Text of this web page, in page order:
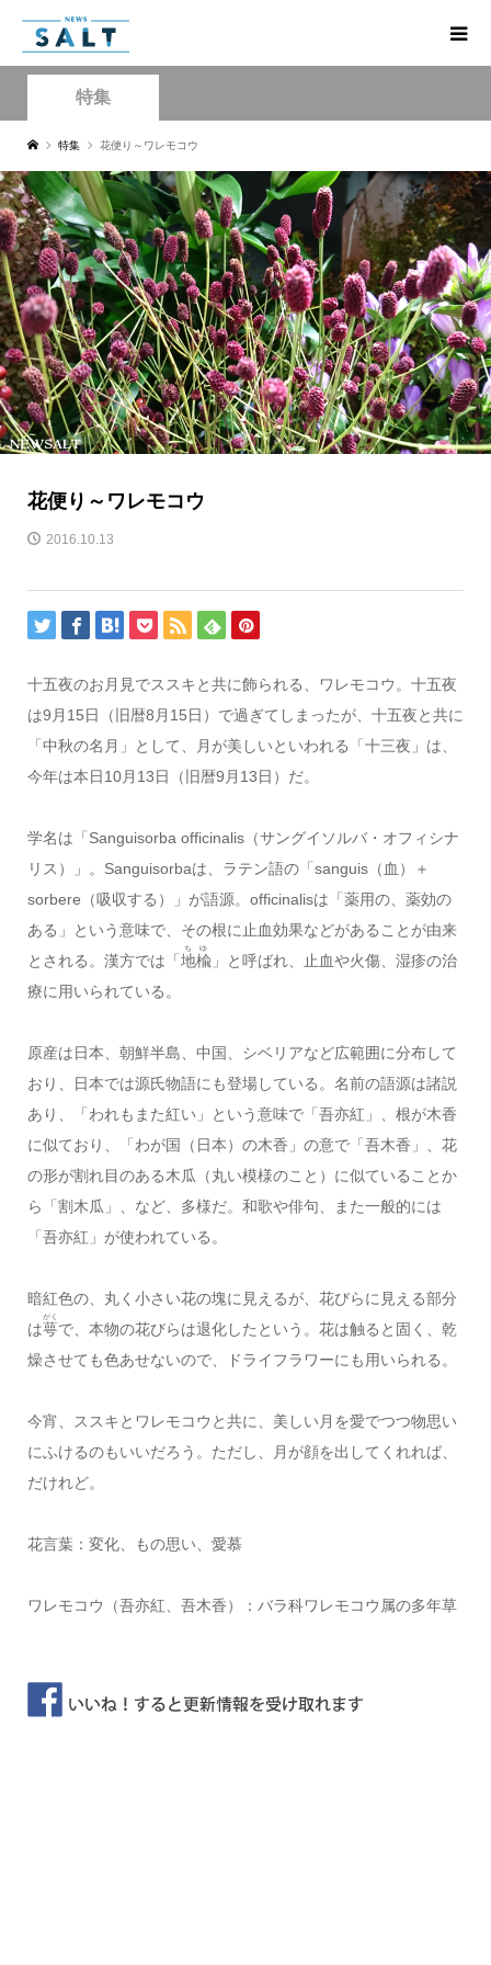
特集
特集 花便り～ワレモコウ
花便り～ワレモコウ
2016.10.13
十五夜のお月見でススキと共に飾られる、ワレモコウ。十五夜
は9月15日（旧暦8月15日）で過ぎてしまったが、十五夜と共に
「中秋の名月」として、月が美しいといわれる「十三夜」は、
今年は本日10月13日（旧暦9月13日）だ。
学名は「Sanguisorba officinalis（サングイソルバ・オフィシナ
リス）」。Sanguisorbaは、ラテン語の「sanguis（血）＋
sorbere（吸収する）」が語源。officinalisは「薬用の、薬効の
ある」という意味で、その根に止血効果などがあることが由来
とされる。漢方では「地楡
ちゆ
」と呼ばれ、止血や火傷、湿疹の治
療に用いられている。
原産は日本、朝鮮半島、中国、シベリアなど広範囲に分布して
おり、日本では源氏物語にも登場している。名前の語源は諸説
あり、「われもまた紅い」という意味で「吾亦紅」、根が木香
に似ており、「わが国（日本）の木香」の意で「吾木香」、花
の形が割れ目のある木瓜（丸い模様のこと）に似ていることか
ら「割木瓜」、など、多様だ。和歌や俳句、また一般的には
「吾亦紅」が使われている。
暗紅色の、丸く小さい花の塊に見えるが、花びらに見える部分
は萼
がく
で、本物の花びらは退化したという。花は触ると固く、乾
燥させても色あせないので、ドライフラワーにも用いられる。
今宵、ススキとワレモコウと共に、美しい月を愛でつつ物思い
にふけるのもいいだろう。ただし、月が顔を出してくれれば、
だけれど。
花言葉：変化、もの思い、愛慕
ワレモコウ（吾亦紅、吾木香）：バラ科ワレモコウ属の多年草